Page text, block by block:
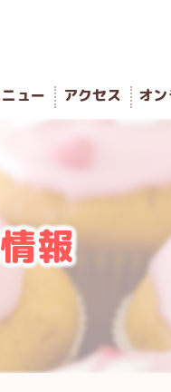
ュー アクセス オ
報